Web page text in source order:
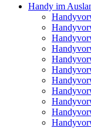
Handy im